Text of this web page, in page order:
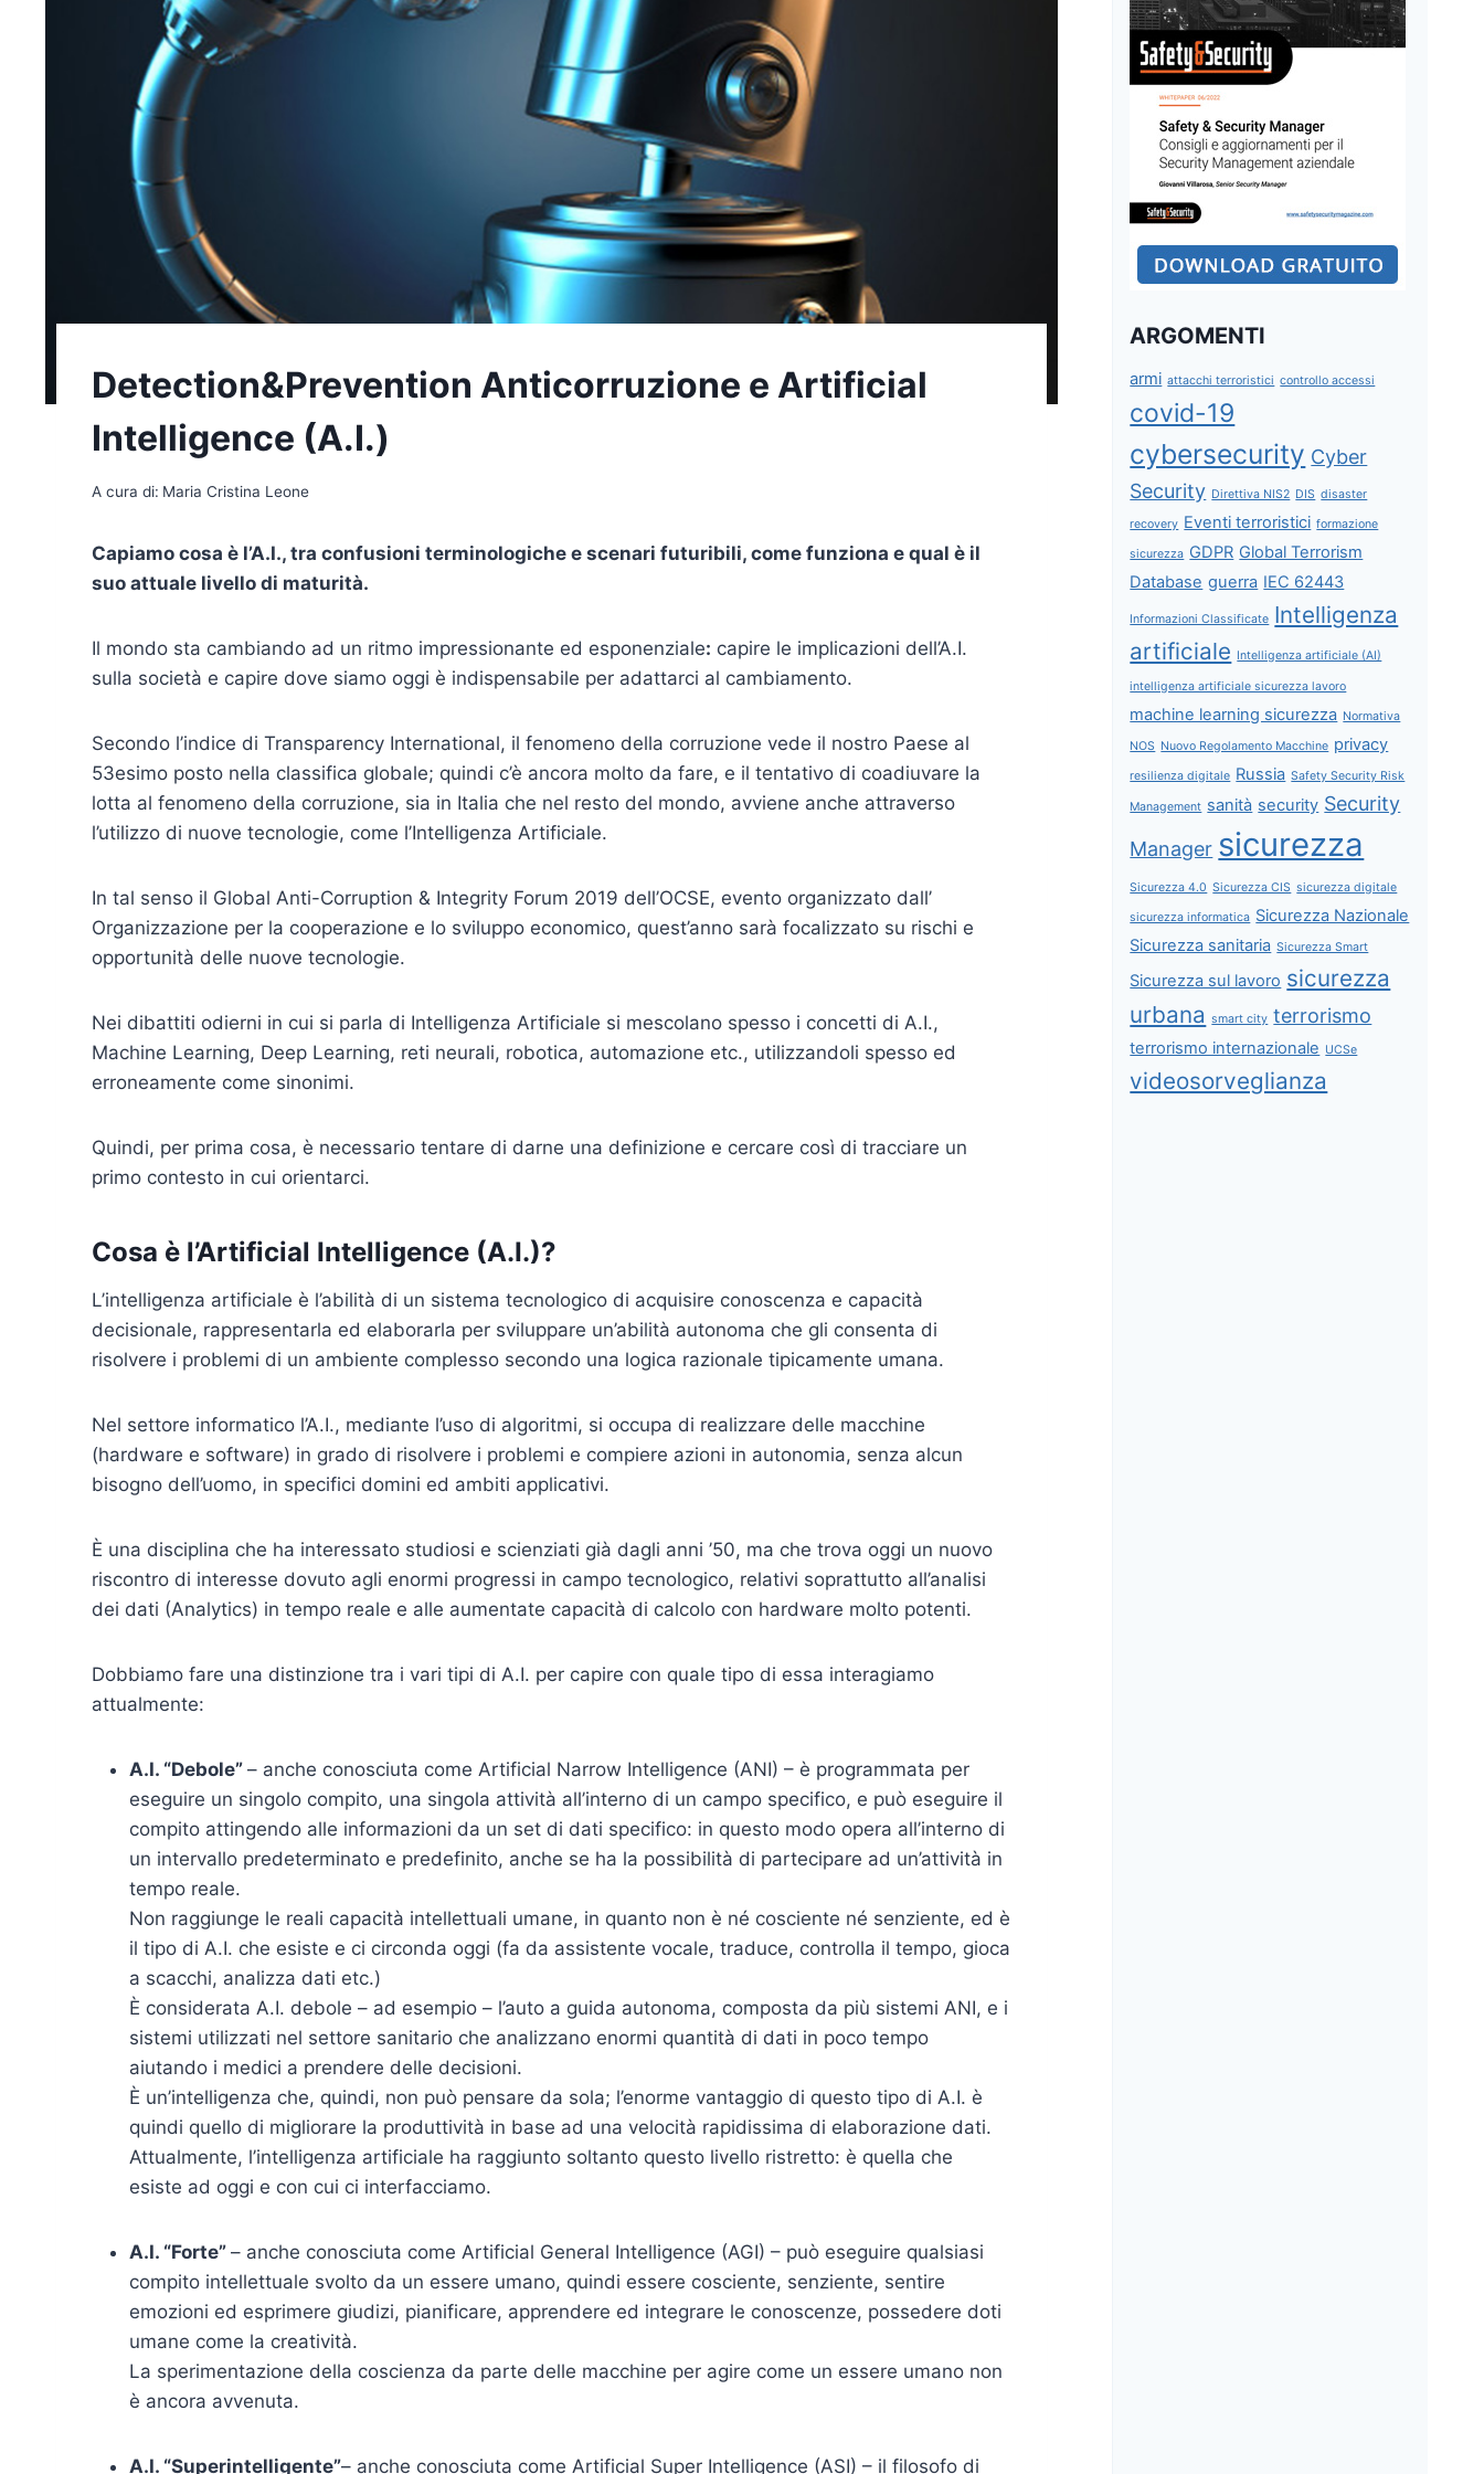
Detection&Prevention Anticorruzione e Artificial
Intelligence (A.I.)
A cura di: Maria Cristina Leone
Capiamo cosa è l’A.I., tra confusioni terminologiche e scenari futuribili, come funziona e qual è il
suo attuale livello di maturità.
Il mondo sta cambiando ad un ritmo impressionante ed esponenziale: capire le implicazioni dell’A.I.
sulla società e capire dove siamo oggi è indispensabile per adattarci al cambiamento.
Secondo l’indice di Transparency International, il fenomeno della corruzione vede il nostro Paese al
53esimo posto nella classifica globale; quindi c’è ancora molto da fare, e il tentativo di coadiuvare la
lotta al fenomeno della corruzione, sia in Italia che nel resto del mondo, avviene anche attraverso
l’utilizzo di nuove tecnologie, come l’Intelligenza Artificiale.
In tal senso il Global Anti-Corruption & Integrity Forum 2019 dell’OCSE, evento organizzato dall’
Organizzazione per la cooperazione e lo sviluppo economico, quest’anno sarà focalizzato su rischi e
opportunità delle nuove tecnologie.
Nei dibattiti odierni in cui si parla di Intelligenza Artificiale si mescolano spesso i concetti di A.I.,
Machine Learning, Deep Learning, reti neurali, robotica, automazione etc., utilizzandoli spesso ed
erroneamente come sinonimi.
Quindi, per prima cosa, è necessario tentare di darne una definizione e cercare così di tracciare un
primo contesto in cui orientarci.
Cosa è l’Artificial Intelligence (A.I.)?
L’intelligenza artificiale è l’abilità di un sistema tecnologico di acquisire conoscenza e capacità
decisionale, rappresentarla ed elaborarla per sviluppare un’abilità autonoma che gli consenta di
risolvere i problemi di un ambiente complesso secondo una logica razionale tipicamente umana.
Nel settore informatico l’A.I., mediante l’uso di algoritmi, si occupa di realizzare delle macchine
(hardware e software) in grado di risolvere i problemi e compiere azioni in autonomia, senza alcun
bisogno dell’uomo, in specifici domini ed ambiti applicativi.
È una disciplina che ha interessato studiosi e scienziati già dagli anni ’50, ma che trova oggi un nuovo
riscontro di interesse dovuto agli enormi progressi in campo tecnologico, relativi soprattutto all’analisi
dei dati (Analytics) in tempo reale e alle aumentate capacità di calcolo con hardware molto potenti.
Dobbiamo fare una distinzione tra i vari tipi di A.I. per capire con quale tipo di essa interagiamo
attualmente:
A.I. “Debole” – anche conosciuta come Artificial Narrow Intelligence (ANI) – è programmata per
eseguire un singolo compito, una singola attività all’interno di un campo specifico, e può eseguire il
compito attingendo alle informazioni da un set di dati specifico: in questo modo opera all’interno di
un intervallo predeterminato e predefinito, anche se ha la possibilità di partecipare ad un’attività in
tempo reale.
Non raggiunge le reali capacità intellettuali umane, in quanto non è né cosciente né senziente, ed è
il tipo di A.I. che esiste e ci circonda oggi (fa da assistente vocale, traduce, controlla il tempo, gioca
a scacchi, analizza dati etc.)
È considerata A.I. debole – ad esempio – l’auto a guida autonoma, composta da più sistemi ANI, e i
sistemi utilizzati nel settore sanitario che analizzano enormi quantità di dati in poco tempo
aiutando i medici a prendere delle decisioni.
È un’intelligenza che, quindi, non può pensare da sola; l’enorme vantaggio di questo tipo di A.I. è
quindi quello di migliorare la produttività in base ad una velocità rapidissima di elaborazione dati.
Attualmente, l’intelligenza artificiale ha raggiunto soltanto questo livello ristretto: è quella che
esiste ad oggi e con cui ci interfacciamo.
A.I. “Forte” – anche conosciuta come Artificial General Intelligence (AGI) – può eseguire qualsiasi
compito intellettuale svolto da un essere umano, quindi essere cosciente, senziente, sentire
emozioni ed esprimere giudizi, pianificare, apprendere ed integrare le conoscenze, possedere doti
umane come la creatività.
La sperimentazione della coscienza da parte delle macchine per agire come un essere umano non
è ancora avvenuta.
A.I. “Superintelligente”– anche conosciuta come Artificial Super Intelligence (ASI) – il filosofo di
ARGOMENTI
armi attacchi terroristici controllo accessi
covid-19
cybersecurity Cyber
Security Direttiva NIS2 DIS disaster
recovery Eventi terroristici formazione
sicurezza GDPR Global Terrorism
Database guerra IEC 62443
Informazioni Classificate Intelligenza
artificiale Intelligenza artificiale (AI)
intelligenza artificiale sicurezza lavoro
machine learning sicurezza Normativa
NOS Nuovo Regolamento Macchine privacy
resilienza digitale Russia Safety Security Risk
Management sanità security Security
Manager sicurezza
Sicurezza 4.0 Sicurezza CIS sicurezza digitale
sicurezza informatica Sicurezza Nazionale
Sicurezza sanitaria Sicurezza Smart
Sicurezza sul lavoro sicurezza
urbana smart city terrorismo
terrorismo internazionale UCSe
videosorveglianza